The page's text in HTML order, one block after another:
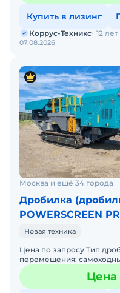
Купить в лизинг
07.08.2026
Коррус-Техникс 12
Москва и ещё 34 города
Дробилка
POWERSCREEN
Новая техника
Цена по запросу Тип
перемещения:
мире и РФ Щековая
PREMIERTRAK (другое на
Цена